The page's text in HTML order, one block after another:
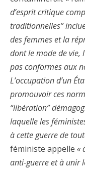
d’esprit critique
traditionnelles”
des femmes et la
dont le mode de vie,
pas conformes aux
L’occupation d’un
promouvoir ces
“libération”
laquelle les
à cette guerre de
féministe appelle «
anti-guerre et à unir